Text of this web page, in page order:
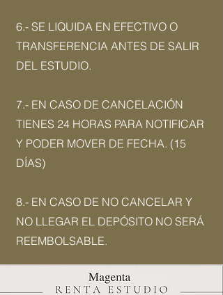
6.- SE LIQUIDA EN EFECTIVO O
TRANSFERENCIA ANTES DE SALIR
DEL ESTUDIO.
7.- EN CASO DE CANCELACIÓN
TIENES 24 HORAS PARA NOTIFICAR
Y PODER MOVER DE FECHA. (15
DÍAS)
8.- EN CASO DE NO CANCELAR Y
NO LLEGAR EL DEPÓSITO NO SERÁ
REEMBOLSABLE.